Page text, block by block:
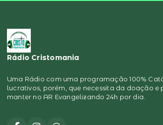
Rádio Cristomania
Uma Rádio com uma programação 100%
lucrativos, porém, que necessita da doação e
manter no AR Evangelizando 24h por dia.